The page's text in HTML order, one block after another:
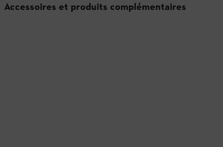
Accessoires et produits complémentaires